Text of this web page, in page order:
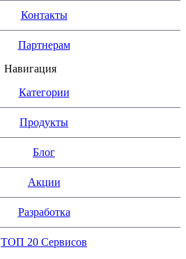
Контакты
Партнерам
Навигация
Категории
Продукты
Блог
Акции
Разработка
ТОП 20 Сервисов